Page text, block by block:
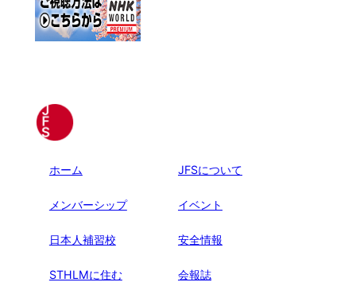
ホーム
メンバーシップ
日本人補習校
STHLMに住む
JFSについて
イベント
安全情報
会報誌